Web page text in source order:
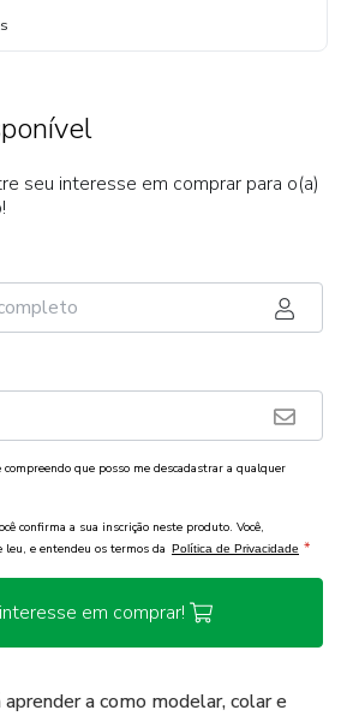
seu interesse em comprar para o(a)
compreendo que posso me descadastrar a qualquer
confirma a sua inscrição neste produto. Você,
e entendeu os termos da Política de Privacidade *
em comprar!
a como modelar, colar e